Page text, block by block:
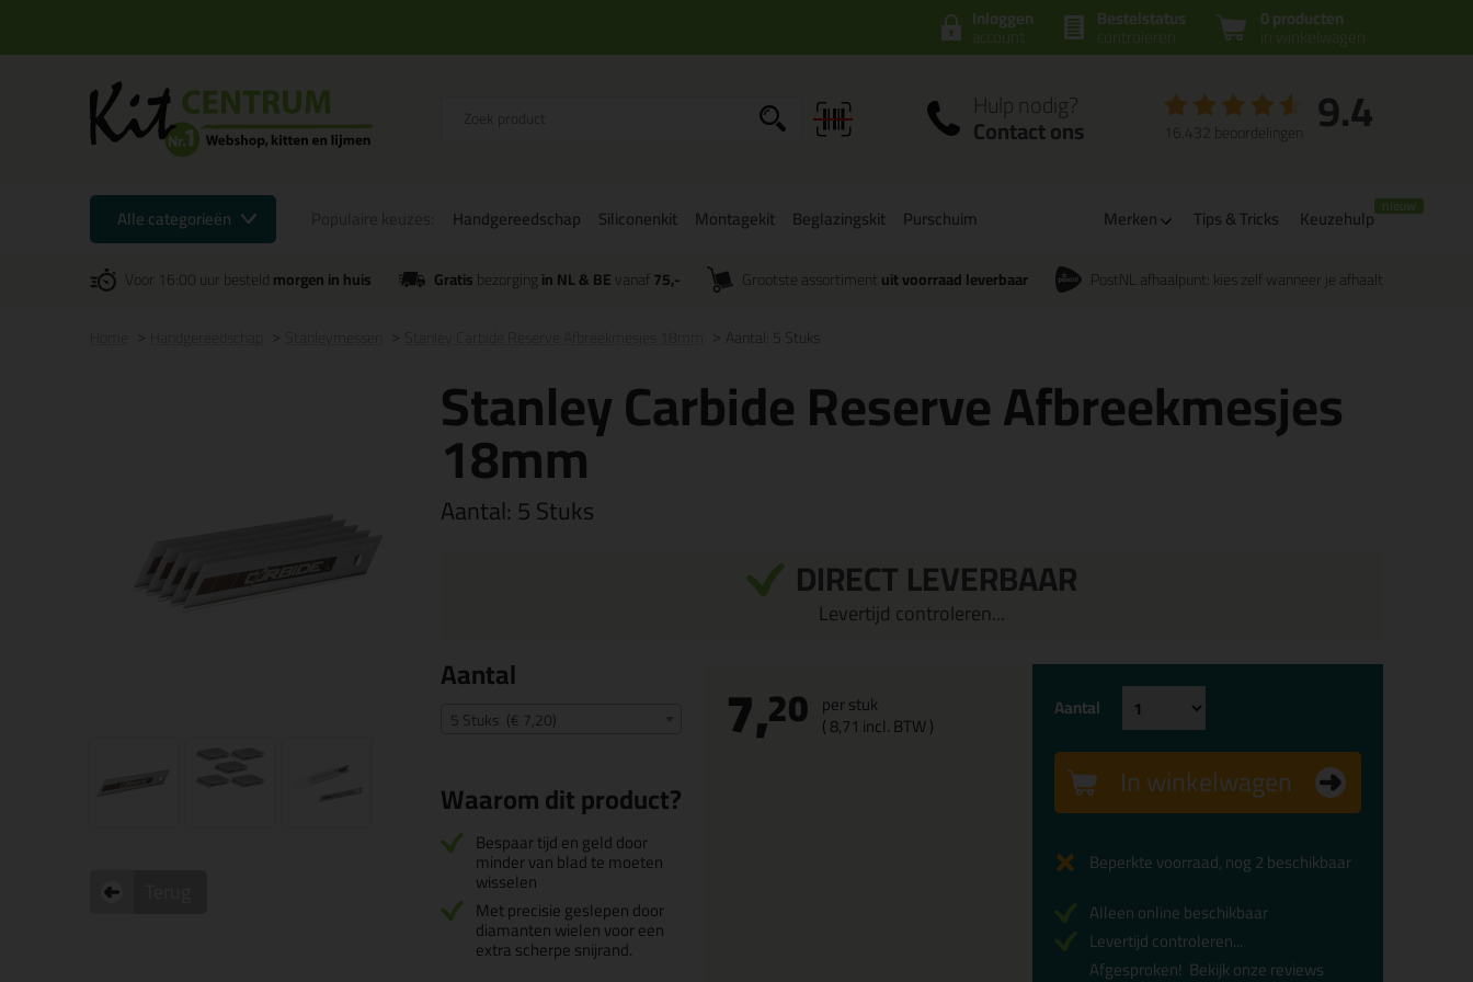
0 producten
in winkelwagen
Bestelstatus
controleren
Inloggen
account
Hulp nodig?
Contact ons 9.4
16.432 beoordelingen
Alle categorieën Handgereedschap Siliconenkit Montagekit Beglazingskit Purschuim Merken Tips & Tricks Keuzehulp
Voor 16:00 uur besteldmorgen in huis Gratisbezorgingin NL & BEvanaf 75,- Grootste assortiment uit voorraad leverbaar PostNL afhaalpunt: kies zelf wanneer je afhaalt
Aantal: 5 Stuks
Stanley Carbide Reserve Afbreekmesjes
18mm
Aantal: 5 Stuks
DIRECT LEVERBAAR
Levertijd controleren...
Aantal
5 Stuks (€ 7,20)
Waarom dit product?
Bespaar tijd en geld door
minder van blad te moeten
wisselen
Met precisie geslepen door
diamanten wielen voor een
extra scherpe snijrand.
7,20 per stuk
(8,71 incl. BTW )
Aantal
In winkelwagen
Beperkte voorraad, nog 2 beschikbaar
Alleen online beschikbaar
Levertijd controleren...
Afgesproken! Bekijk onze reviews